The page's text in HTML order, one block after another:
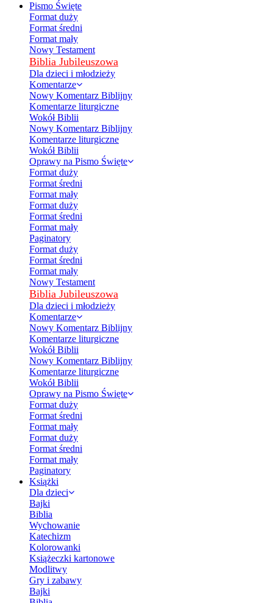
Pismo Święte
Format duży
Format średni
Format mały
Nowy Testament
Biblia Jubileuszowa
Dla dzieci i młodzieży
Komentarze
Nowy Komentarz Biblijny
Komentarze liturgiczne
Wokół Biblii
Nowy Komentarz Biblijny
Komentarze liturgiczne
Wokół Biblii
Oprawy na Pismo Święte
Format duży
Format średni
Format mały
Format duży
Format średni
Format mały
Paginatory
Format duży
Format średni
Format mały
Nowy Testament
Biblia Jubileuszowa
Dla dzieci i młodzieży
Komentarze
Nowy Komentarz Biblijny
Komentarze liturgiczne
Wokół Biblii
Nowy Komentarz Biblijny
Komentarze liturgiczne
Wokół Biblii
Oprawy na Pismo Święte
Format duży
Format średni
Format mały
Format duży
Format średni
Format mały
Paginatory
Książki
Dla dzieci
Bajki
Biblia
Wychowanie
Katechizm
Kolorowanki
Książeczki kartonowe
Modlitwy
Gry i zabawy
Bajki